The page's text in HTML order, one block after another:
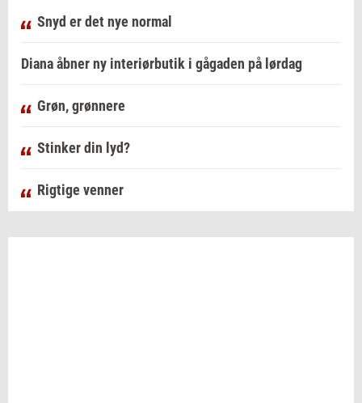
Snyd er det nye normal
Diana åbner ny interiørbutik i gågaden på lørdag
Grøn, grønnere
Stinker din lyd?
Rigtige venner